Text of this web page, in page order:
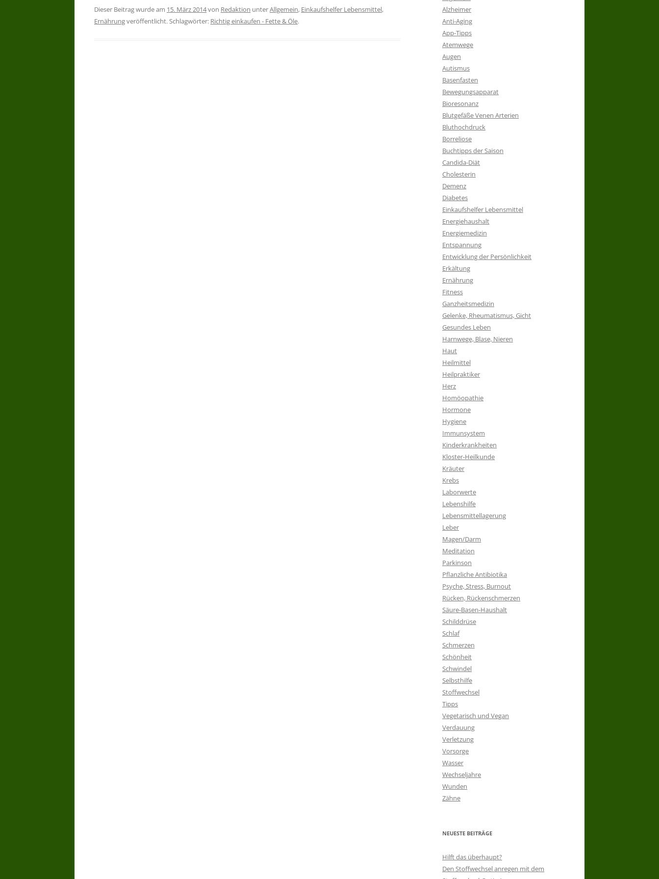
Dieser Beitrag wurde am 15. März 2014von Redaktion unterAllgemein, Einkaufshelfer Lebensmittel,
Ernährungveröffentlicht. Schlagwörter: Richtig einkaufen - Fette & Öle.
Alzheimer
Anti-Aging
App-Tipps
Atemwege
Augen
Autismus
Basenfasten
Bewegungsapparat
Bioresonanz
Blutgefäße Venen Arterien
Bluthochdruck
Borreliose
Buchtipps der Saison
Candida-Diät
Cholesterin
Demenz
Diabetes
Einkaufshelfer Lebensmittel
Energiehaushalt
Energiemedizin
Entspannung
Entwicklung der Persönlichkeit
Erkältung
Ernährung
Fitness
Ganzheitsmedizin
Gelenke, Rheumatismus, Gicht
Gesundes Leben
Harnwege, Blase, Nieren
Haut
Heilmittel
Heilpraktiker
Herz
Homöopathie
Hormone
Hygiene
Immunsystem
Kinderkrankheiten
Kloster-Heilkunde
Kräuter
Krebs
Laborwerte
Lebenshilfe
Lebensmittellagerung
Leber
Magen/Darm
Meditation
Parkinson
Pflanzliche Antibiotika
Psyche, Stress, Burnout
Rücken, Rückenschmerzen
Säure-Basen-Haushalt
Schilddrüse
Schlaf
Schmerzen
Schönheit
Schwindel
Selbsthilfe
Stoffwechsel
Tipps
Vegetarisch und Vegan
Verdauung
Verletzung
Vorsorge
Wasser
Wechseljahre
Wunden
Zähne
NEUESTE BEITRÄGE
Hilft das überhaupt?
Den Stoffwechsel anregen mit dem